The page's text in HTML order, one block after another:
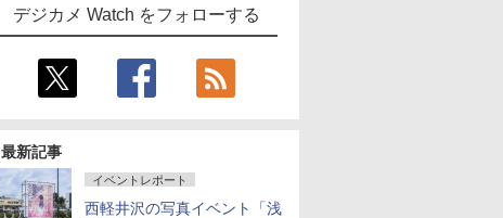
デジカメ Watch をフォローする
最新記事
イベントレポート
西軽井沢の写真イベント「浅